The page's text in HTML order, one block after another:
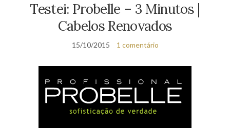
Testei: Probelle – 3 Minutos |
Cabelos Renovados
15/10/2015 1 comentário